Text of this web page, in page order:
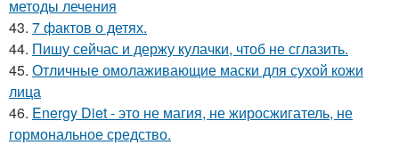
методы лечения
43. 7 фактов о детях.
44. Пишу сейчас и держу кулачки, чтоб не сглазить.
45. Отличные омолаживающие маски для сухой кожи
лица
46. Energy Diet - это не магия, не жиросжигатель, не
гормональное средство.